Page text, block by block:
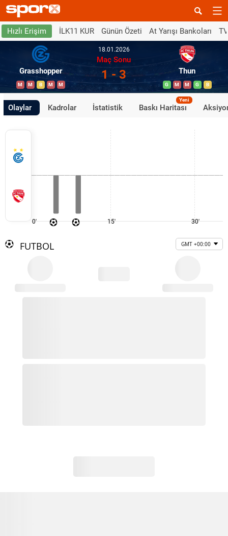
Hızlı Erişim İLK11 KUR Günün Özeti At Yarışı Bankoları
Grasshopper
M M B M M
18.01.2026
Maç Sonu
1 - 3 Thun
G M M G B
Olaylar Kadrolar İstatistik Baskı Haritası
Yeni
0' 15' 30'
FUTBOL GMT +00:00